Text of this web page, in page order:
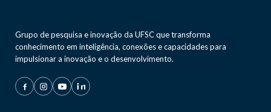
Grupo de pesquisa e inovação da UFSC que transforma
conhecimento em inteligência, conexões e capacidades para
impulsionar a inovação e o desenvolvimento.